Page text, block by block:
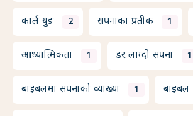
कार्ल युङ 2 सपनाका प्रतीक 1
आध्यात्मिकता 1 डर लाग्दो सपना 1
बाइबलमा सपनाको व्याख्या 1 बाइबल